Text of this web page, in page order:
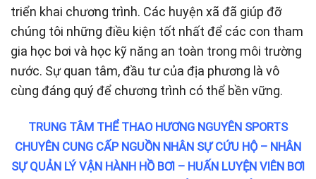
triển khai chương trình. Các huyện xã đã giúp đỡ
chúng tôi những điều kiện tốt nhất để các con tham
gia học bơi và học kỹ năng an toàn trong môi trường
nước. Sự quan tâm, đầu tư của địa phương là vô
cùng đáng quý để chương trình có thể bền vững.
TRUNG TÂM THỂ THAO HƯƠNG NGUYÊN SPORTS
CHUYÊN CUNG CẤP NGUỒN NHÂN SỰ CỨU HỘ – NHÂN
SỰ QUẢN LÝ VẬN HÀNH HỒ BƠI – HUẤN LUYỆN VIÊN BƠI